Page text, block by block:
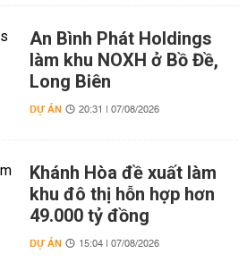
An Bình Phát Holdings
làm khu NOXH ở Bồ Đề,
Long Biên
DỰ ÁN 20:31 | 07/08/2026
Khánh Hòa đề xuất làm
khu đô thị hỗn hợp hơn
49.000 tỷ đồng
DỰ ÁN 15:04 | 07/08/2026